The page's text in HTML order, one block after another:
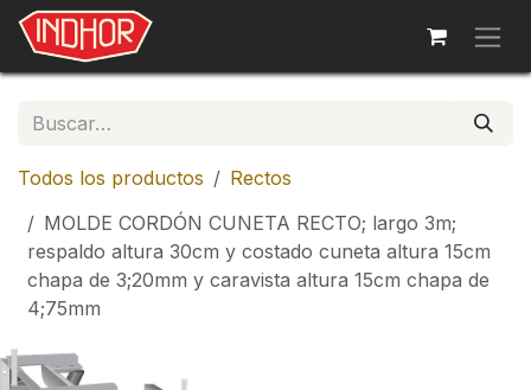
Ir al contenido
Todos los productos
Rectos
MOLDE CORDÓN CUNETA RECTO; largo 3m;
respaldo altura 30cm y costado cuneta altura 15cm
chapa de 3;20mm y caravista altura 15cm chapa de
4;75mm